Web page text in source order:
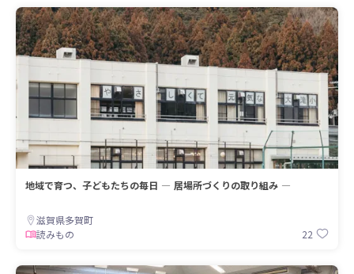
地域で育つ、子どもたちの毎日 ― 居場所づくりの取り組み ―
滋賀県多賀町
読みもの
22